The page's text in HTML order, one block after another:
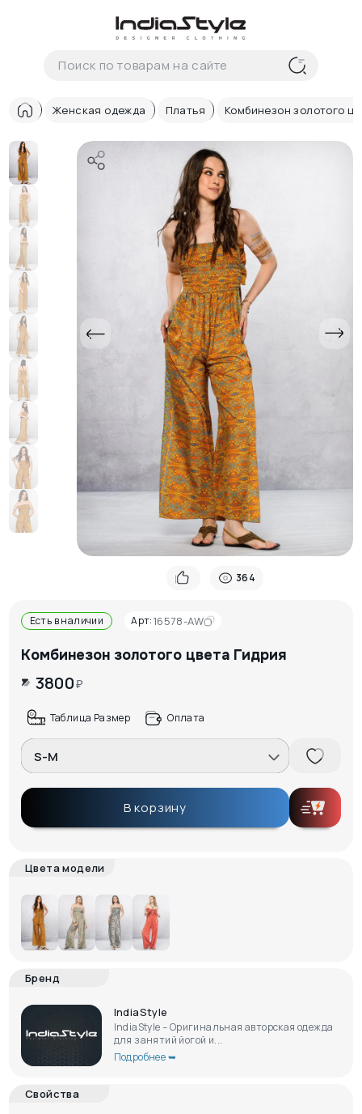
Корзина
В корзиненеттоваров
Корзина покупок пуста..
Женская одежда Платья Комбинезон золотого
364
Есть в наличии Арт:16578-AW
Комбинезон золотого цвета Гидрия
3800₽
Таблица Размер Оплата
S-M
В корзину
Цвета модели
Бренд
IndiaStyle
IndiaStyle – Оригинальная авторская одежда
для занятий йогой и...
Подробнее ➥
Свойства